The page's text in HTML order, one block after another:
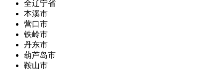
全辽宁省
本溪市
营口市
铁岭市
丹东市
葫芦岛市
鞍山市